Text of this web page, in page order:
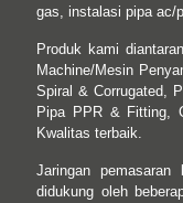
gas, instalasi pipa ac/
Produk kami
Machine/Mesin
Spiral & Corrugated,
Pipa PPR & Fitting,
Kwalitas terbaik.
Jaringan
didukung oleh